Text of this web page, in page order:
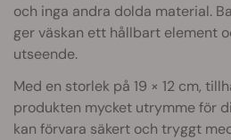
och inga andra dolda material.
ger väskan ett hållbart element
utseende.
Med en storlek på 19 × 12 cm,
produkten mycket utrymme för
kan förvara säkert och tryggt